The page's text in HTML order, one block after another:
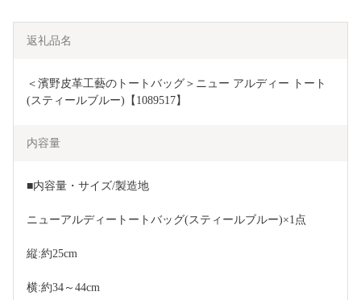
返礼品名
＜濱野皮革工藝のトートバッグ＞ニュー アルディー トート
(スティールブルー)【1089517】
内容量
■内容量・サイズ/製造地
ニューアルディートートバッグ(スティールブルー)×1点
縦:約25cm
横:約34～44cm